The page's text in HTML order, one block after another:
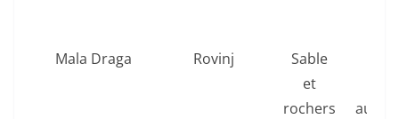
Mala Draga
Rovinj
Sable
et
rochers
aux